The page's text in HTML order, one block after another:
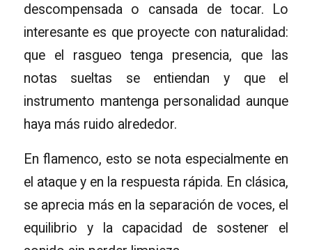
descompensada o cansada de tocar. Lo
interesante es que proyecte con naturalidad:
que el rasgueo tenga presencia, que las
notas sueltas se entiendan y que el
instrumento mantenga personalidad aunque
haya más ruido alrededor.
En flamenco, esto se nota especialmente en
el ataque y en la respuesta rápida. En clásica,
se aprecia más en la separación de voces, el
equilibrio y la capacidad de sostener el